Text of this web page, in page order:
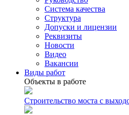
Система качества
Структура
Допуски и лицензии
Реквизиты
Новости
Видео
Вакансии
Виды работ
Объекты в работе
Строительство моста с